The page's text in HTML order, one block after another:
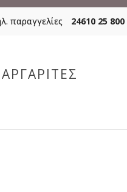
παραγγελίες 24610 25 800